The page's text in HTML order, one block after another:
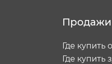
Продажи
Где купить
Где купить